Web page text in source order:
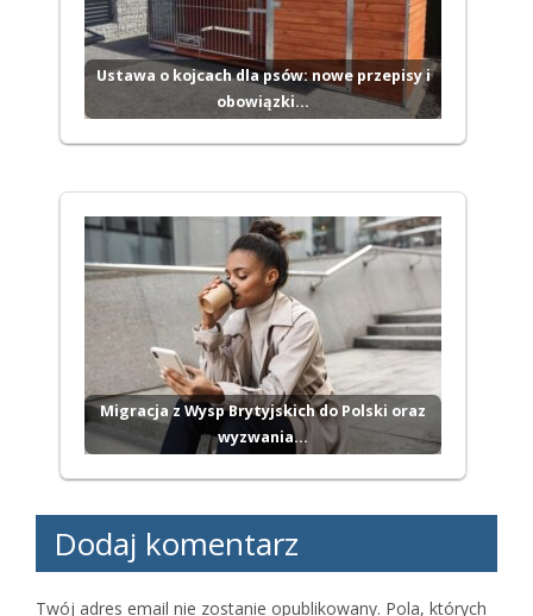
Ustawa o kojcach dla psów: nowe przepisy i
obowiązki…
Migracja z Wysp Brytyjskich do Polski oraz
wyzwania…
Dodaj komentarz
Twój adres email nie zostanie opublikowany. Pola, których